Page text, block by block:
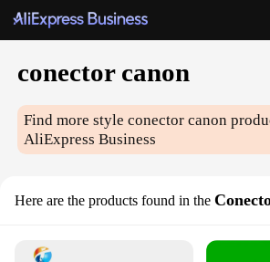
conector canon
Find more styleconector canon
AliExpress Business
Here are the products found in the